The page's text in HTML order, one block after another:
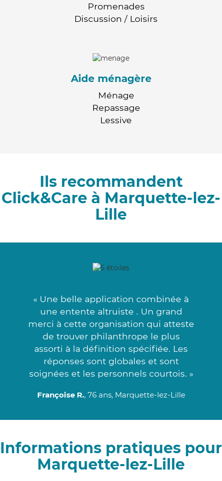
Promenades
Discussion / Loisirs
Aide ménagère
Ménage
Repassage
Lessive
Ils recommandent
Click&Care à Marquette-lez-
Lille
« Une belle application combinée à
une entente altruiste . Un grand
merci à cette organisation qui atteste
de trouver philanthrope le plus
assorti à la définition spécifiée. Les
réponses sont globales et sont
soignées et les personnels courtois. »
Françoise R., 76 ans, Marquette-lez-Lille
Informations pratiques pour
Marquette-lez-Lille